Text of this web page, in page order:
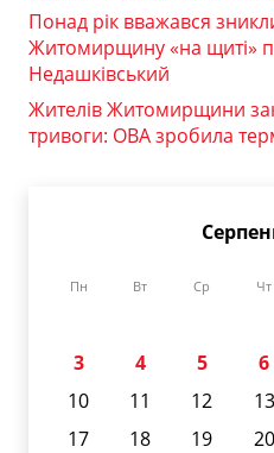
Понад рік вважався
Житомирщину «на щиті»
Недашківський
Жителів Житомирщини
тривоги: ОВА зробила
Пн Вт Ср Чт
3
4 5 6
10
11 12 13
17
18 19 20